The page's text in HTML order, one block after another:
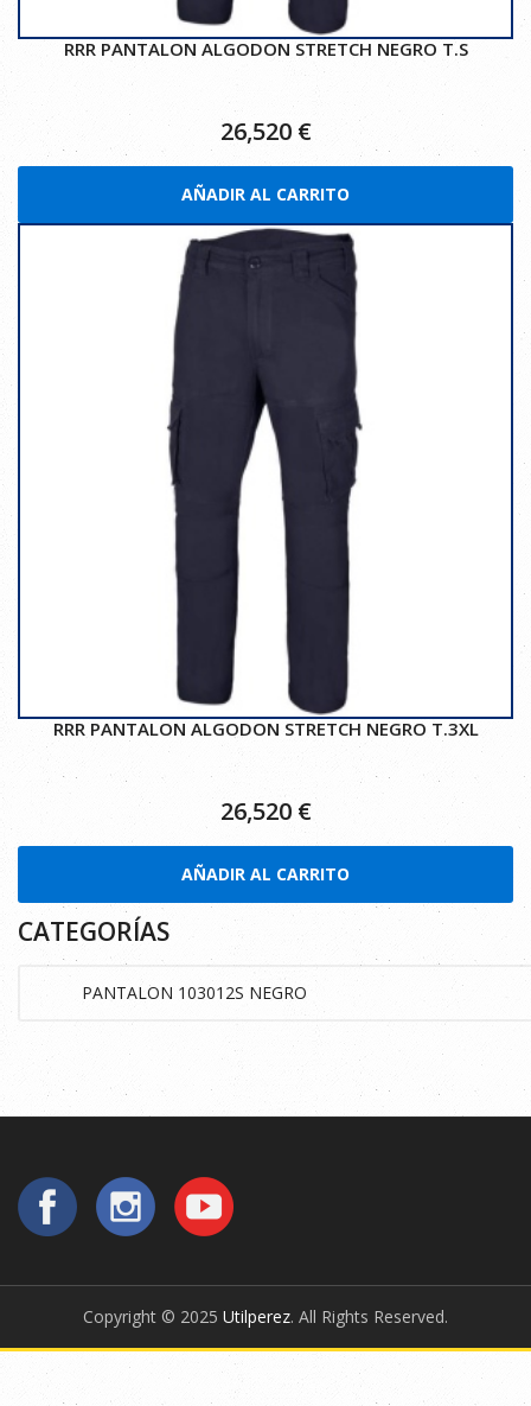
RRR PANTALON ALGODON STRETCH NEGRO T.S
26,520€
AÑADIR AL CARRITO
RRR PANTALON ALGODON STRETCH NEGRO T.3XL
26,520 €
AÑADIR AL CARRITO
CATEGORÍAS
Copyright © 2025 Utilperez. All Rights Reserved.